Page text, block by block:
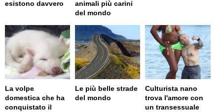
esistono davvero
animali più carini
del mondo
La volpe
domestica che ha
conquistato il
Le più belle strade
del mondo
Culturista nano
trova l'amore con
un transessuale